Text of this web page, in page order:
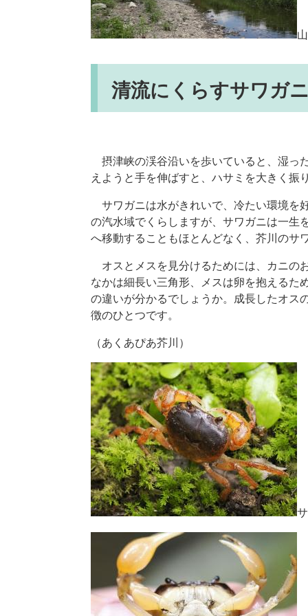
清流にくらすサワガ
摂津峡の渓谷沿いを歩いていると、湿っ
えようと手を伸ばすと、ハサミを大きく振
サワガニは水がきれいで、冷たい環境を
の汽水域でくらしますが、サワガニは一生
へ移動することもほとんどなく、芥川のサ
オスとメスを見分けるためには、カニの
なかは細長い三角形、メスは卵を抱えるた
の違いが分かるでしょうか。成長したオス
徴のひとつです。
（あくあぴあ芥川）